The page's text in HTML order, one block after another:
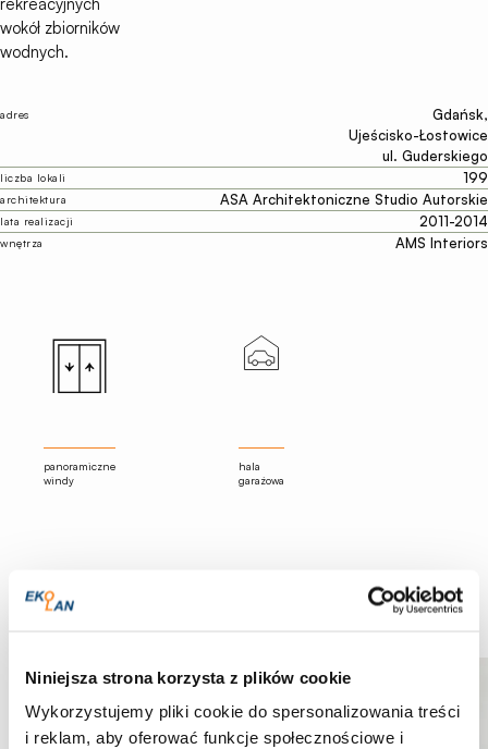
Niniejsza strona korzysta z plików cookie
Wykorzystujemy pliki cookie do spersonalizowania treści
i reklam, aby oferować funkcje społecznościowe i
adres
Gdańsk,
Ujeścisko-Łostowice
ul. Guderskiego
liczba lokali 199
architektura ASA Architektoniczne Studio Autorskie
lata realizacji 2011-2014
wnętrza AMS Interiors
wokół zbiorników
wodnych.
panoramiczne
windy
hala
garażowa